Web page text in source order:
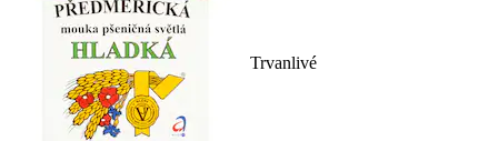
Trvanlivé